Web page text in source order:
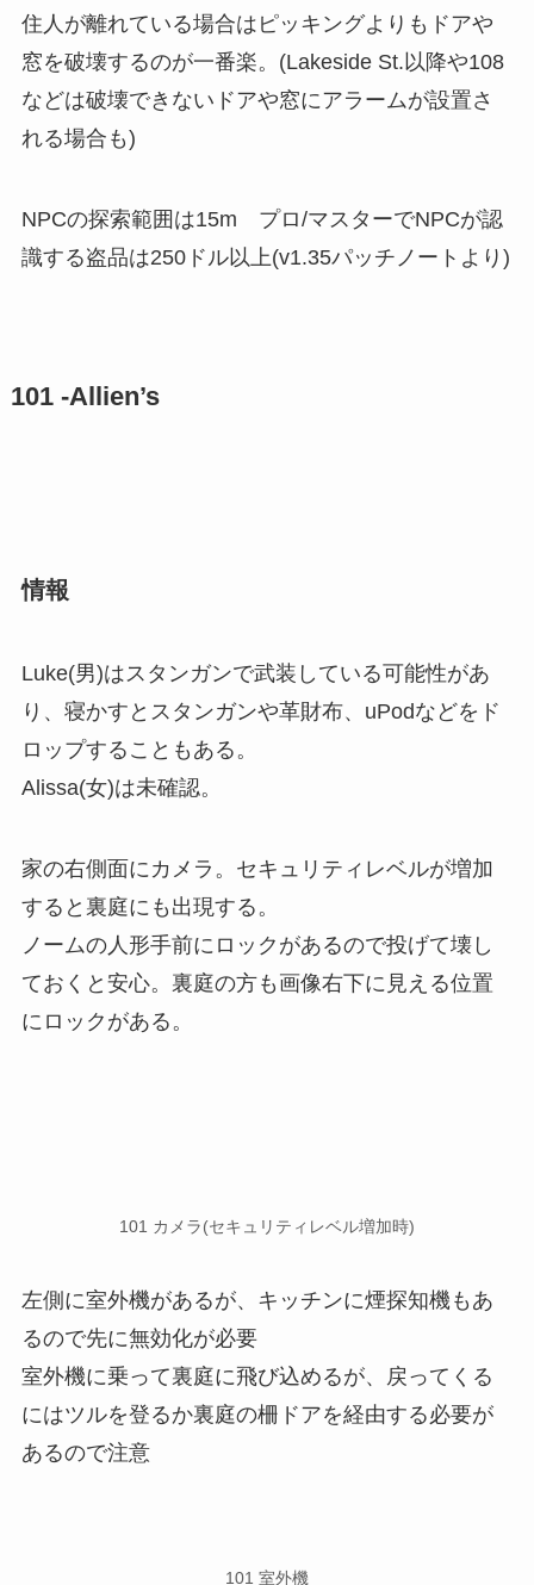
住人が離れている場合はピッキングよりもドアや
窓を破壊するのが一番楽。(Lakeside St.以降や108
などは破壊できないドアや窓にアラームが設置さ
れる場合も)
NPCの探索範囲は15m プロ/マスターでNPCが認
識する盗品は250ドル以上(v1.35パッチノートより)
101 -Allien’s
情報
Luke(男)はスタンガンで武装している可能性があ
り、寝かすとスタンガンや革財布、uPodなどをド
ロップすることもある。
Alissa(女)は未確認。
家の右側面にカメラ。セキュリティレベルが増加
すると裏庭にも出現する。
ノームの人形手前にロックがあるので投げて壊し
ておくと安心。裏庭の方も画像右下に見える位置
にロックがある。
101 カメラ(セキュリティレベル増加時)
左側に室外機があるが、キッチンに煙探知機もあ
るので先に無効化が必要
室外機に乗って裏庭に飛び込めるが、戻ってくる
にはツルを登るか裏庭の柵ドアを経由する必要が
あるので注意
101 室外機